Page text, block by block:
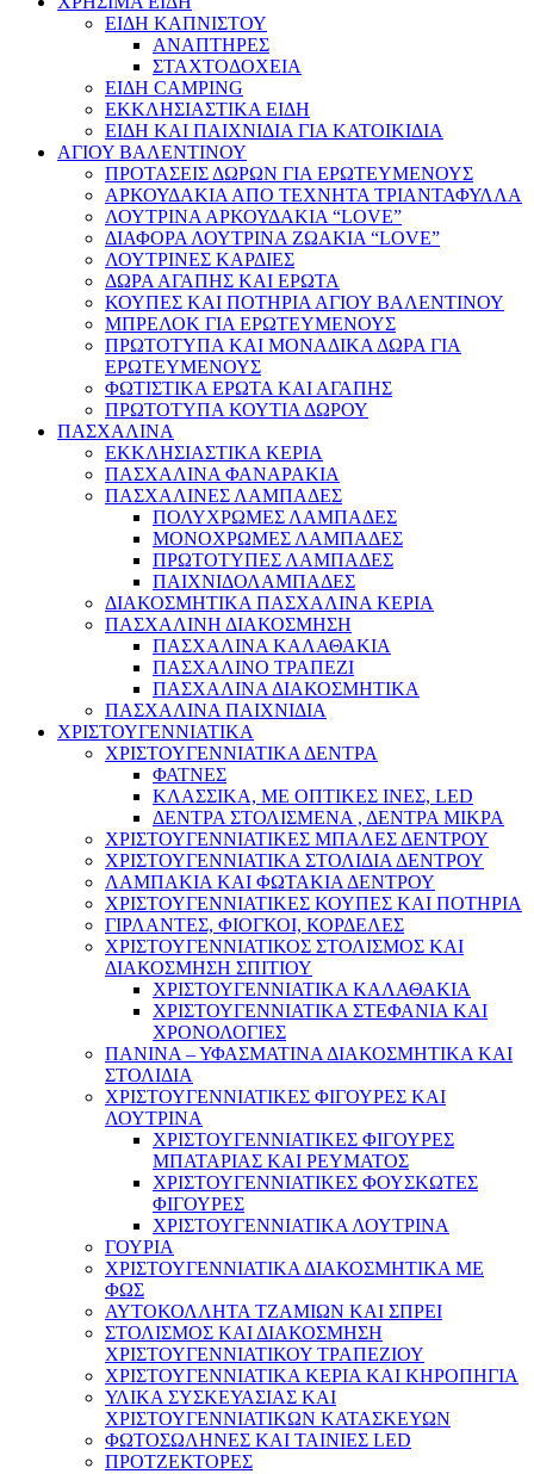
ΕΙΔΗ ΚΑΠΝΙΣΤΟΥ
ΑΝΑΠΤΗΡΕΣ
ΣΤΑΧΤΟΔΟΧΕΙΑ
ΕΙΔΗ CAMPING
ΕΚΚΛΗΣΙΑΣΤΙΚΑ ΕΙΔΗ
ΕΙΔΗ ΚΑΙ ΠΑΙΧΝΙΔΙΑ ΓΙΑ ΚΑΤΟΙΚΙΔΙΑ
ΑΓΙΟΥ ΒΑΛΕΝΤΙΝΟΥ
ΠΡΟΤΑΣΕΙΣ ΔΩΡΩΝ ΓΙΑ ΕΡΩΤΕΥΜΕΝΟΥΣ
ΑΡΚΟΥΔΑΚΙΑ ΑΠΟ ΤΕΧΝΗΤΑ ΤΡΙΑΝΤΑΦΥΛΛΑ
ΛΟΥΤΡΙΝΑ ΑΡΚΟΥΔΑΚΙΑ “LOVE”
ΔΙΑΦΟΡΑ ΛΟΥΤΡΙΝΑ ΖΩΑΚΙΑ “LOVE”
ΛΟΥΤΡΙΝΕΣ ΚΑΡΔΙΕΣ
ΔΩΡΑ ΑΓΑΠΗΣ ΚΑΙ ΕΡΩΤΑ
ΚΟΥΠΕΣ ΚΑΙ ΠΟΤΗΡΙΑ ΑΓΙΟΥ ΒΑΛΕΝΤΙΝΟΥ
ΜΠΡΕΛΟΚ ΓΙΑ ΕΡΩΤΕΥΜΕΝΟΥΣ
ΠΡΩΤΟΤΥΠΑ ΚΑΙ ΜΟΝΑΔΙΚΑ ΔΩΡΑ ΓΙΑ
ΕΡΩΤΕΥΜΕΝΟΥΣ
ΦΩΤΙΣΤΙΚΑ ΕΡΩΤΑ ΚΑΙ ΑΓΑΠΗΣ
ΠΡΩΤΟΤΥΠΑ ΚΟΥΤΙΑ ΔΩΡΟΥ
ΠΑΣΧΑΛΙΝΑ
ΕΚΚΛΗΣΙΑΣΤΙΚΑ ΚΕΡΙΑ
ΠΑΣΧΑΛΙΝΑ ΦΑΝΑΡΑΚΙΑ
ΠΑΣΧΑΛΙΝΕΣ ΛΑΜΠΑΔΕΣ
ΠΟΛΥΧΡΩΜΕΣ ΛΑΜΠΑΔΕΣ
ΜΟΝΟΧΡΩΜΕΣ ΛΑΜΠΑΔΕΣ
ΠΡΩΤΟΤΥΠΕΣ ΛΑΜΠΑΔΕΣ
ΠΑΙΧΝΙΔΟΛΑΜΠΑΔΕΣ
ΔΙΑΚΟΣΜΗΤΙΚΑ ΠΑΣΧΑΛΙΝΑ ΚΕΡΙΑ
ΠΑΣΧΑΛΙΝΗ ΔΙΑΚΟΣΜΗΣΗ
ΠΑΣΧΑΛΙΝΑ ΚΑΛΑΘΑΚΙΑ
ΠΑΣΧΑΛΙΝΟ ΤΡΑΠΕΖΙ
ΠΑΣΧΑΛΙΝΑ ΔΙΑΚΟΣΜΗΤΙΚΑ
ΠΑΣΧΑΛΙΝΑ ΠΑΙΧΝΙΔΙΑ
ΧΡΙΣΤΟΥΓΕΝΝΙΑΤΙΚΑ
ΧΡΙΣΤΟΥΓΕΝΝΙΑΤΙΚΑ ΔΕΝΤΡΑ
ΦΑΤΝΕΣ
ΚΛΑΣΣΙΚΑ, ΜΕ ΟΠΤΙΚΕΣ ΙΝΕΣ, LED
ΔΕΝΤΡΑ ΣΤΟΛΙΣΜΕΝΑ , ΔΕΝΤΡΑ ΜΙΚΡΑ
ΧΡΙΣΤΟΥΓΕΝΝΙΑΤΙΚΕΣ ΜΠΑΛΕΣ ΔΕΝΤΡΟΥ
ΧΡΙΣΤΟΥΓΕΝΝΙΑΤΙΚΑ ΣΤΟΛΙΔΙΑ ΔΕΝΤΡΟΥ
ΛΑΜΠΑΚΙΑ ΚΑΙ ΦΩΤΑΚΙΑ ΔΕΝΤΡΟΥ
ΧΡΙΣΤΟΥΓΕΝΝΙΑΤΙΚΕΣ ΚΟΥΠΕΣ ΚΑΙ ΠΟΤΗΡΙΑ
ΓΙΡΛΑΝΤΕΣ, ΦΙΟΓΚΟΙ, ΚΟΡΔΕΛΕΣ
ΧΡΙΣΤΟΥΓΕΝΝΙΑΤΙΚΟΣ ΣΤΟΛΙΣΜΟΣ ΚΑΙ
ΔΙΑΚΟΣΜΗΣΗ ΣΠΙΤΙΟΥ
ΧΡΙΣΤΟΥΓΕΝΝΙΑΤΙΚΑ ΚΑΛΑΘΑΚΙΑ
ΧΡΙΣΤΟΥΓΕΝΝΙΑΤΙΚΑ ΣΤΕΦΑΝΙΑ ΚΑΙ
ΧΡΟΝΟΛΟΓΙΕΣ
ΠΑΝΙΝΑ – ΥΦΑΣΜΑΤΙΝΑ ΔΙΑΚΟΣΜΗΤΙΚΑ ΚΑΙ
ΣΤΟΛΙΔΙΑ
ΧΡΙΣΤΟΥΓΕΝΝΙΑΤΙΚΕΣ ΦΙΓΟΥΡΕΣ ΚΑΙ
ΛΟΥΤΡΙΝΑ
ΧΡΙΣΤΟΥΓΕΝΝΙΑΤΙΚΕΣ ΦΙΓΟΥΡΕΣ
ΜΠΑΤΑΡΙΑΣ ΚΑΙ ΡΕΥΜΑΤΟΣ
ΧΡΙΣΤΟΥΓΕΝΝΙΑΤΙΚΕΣ ΦΟΥΣΚΩΤΕΣ
ΦΙΓΟΥΡΕΣ
ΧΡΙΣΤΟΥΓΕΝΝΙΑΤΙΚΑ ΛΟΥΤΡΙΝΑ
ΓΟΥΡΙΑ
ΧΡΙΣΤΟΥΓΕΝΝΙΑΤΙΚΑ ΔΙΑΚΟΣΜΗΤΙΚΑ ΜΕ
ΦΩΣ
ΑΥΤΟΚΟΛΛΗΤΑ ΤΖΑΜΙΩΝ ΚΑΙ ΣΠΡΕΙ
ΣΤΟΛΙΣΜΟΣ ΚΑΙ ΔΙΑΚΟΣΜΗΣΗ
ΧΡΙΣΤΟΥΓΕΝΝΙΑΤΙΚΟΥ ΤΡΑΠΕΖΙΟΥ
ΧΡΙΣΤΟΥΓΕΝΝΙΑΤΙΚΑ ΚΕΡΙΑ ΚΑΙ ΚΗΡΟΠΗΓΙΑ
ΥΛΙΚΑ ΣΥΣΚΕΥΑΣΙΑΣ ΚΑΙ
ΧΡΙΣΤΟΥΓΕΝΝΙΑΤΙΚΩΝ ΚΑΤΑΣΚΕΥΩΝ
ΦΩΤΟΣΩΛΗΝΕΣ ΚΑΙ ΤΑΙΝΙΕΣ LED
ΠΡΟΤΖΕΚΤΟΡΕΣ